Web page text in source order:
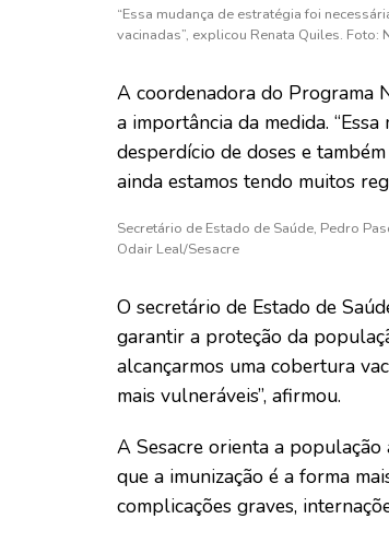
“Essa mudança de estratégia foi
vacinadas”, explicou Renata Quiles. Foto:
A coordenadora do Programa
a importância da medida.
desperdício de doses e
ainda estamos tendo muitos
Secretário de Estado de Saúde, Pedro
Odair Leal/Sesacre
O secretário de Estado de
garantir a proteção da
alcançarmos uma cobertura
mais vulneráveis”, afirmou.
A Sesacre orienta a
que a imunização é a forma
complicações graves,